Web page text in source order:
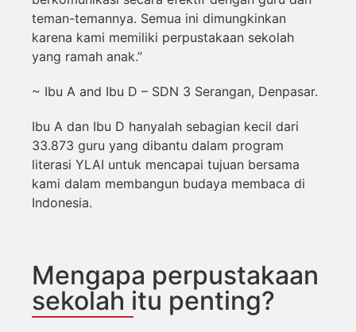
teman-temannya. Semua ini dimungkinkan
karena kami memiliki perpustakaan sekolah
yang ramah anak.”
~ Ibu A and Ibu D – SDN 3 Serangan, Denpasar.
Ibu A dan Ibu D hanyalah sebagian kecil dari
33.873 guru yang dibantu dalam program
literasi YLAI untuk mencapai tujuan bersama
kami dalam membangun budaya membaca di
Indonesia.
Mengapa perpustakaan
sekolah itu penting?